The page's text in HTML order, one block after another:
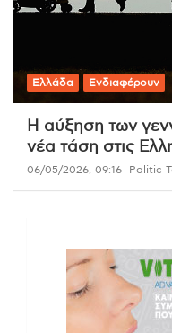
Ελλάδα Ενδιαφέρουν
Η αύξηση των
νέα τάση στις
06/05/2026, 09:16 Politic